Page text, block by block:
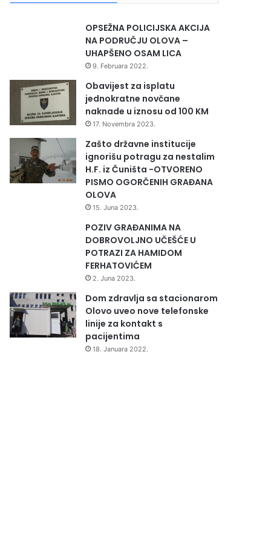
OPSEŽNA POLICIJSKA AKCIJA
NA PODRUČJU OLOVA –
UHAPŠENO OSAM LICA
9. Februara 2022.
Obavijest za isplatu
jednokratne novčane
naknade u iznosu od 100 KM
17. Novembra 2023.
Zašto državne institucije
ignorišu potragu za nestalim
H.F. iz Čuništa -OTVORENO
PISMO OGORČENIH GRAĐANA
OLOVA
15. Juna 2023.
POZIV GRAĐANIMA NA
DOBROVOLJNO UČEŠĆE U
POTRAZI ZA HAMIDOM
FERHATOVIĆEM
2. Juna 2023.
Dom zdravlja sa stacionarom
Olovo uveo nove telefonske
linije za kontakt s
pacijentima
18. Januara 2022.